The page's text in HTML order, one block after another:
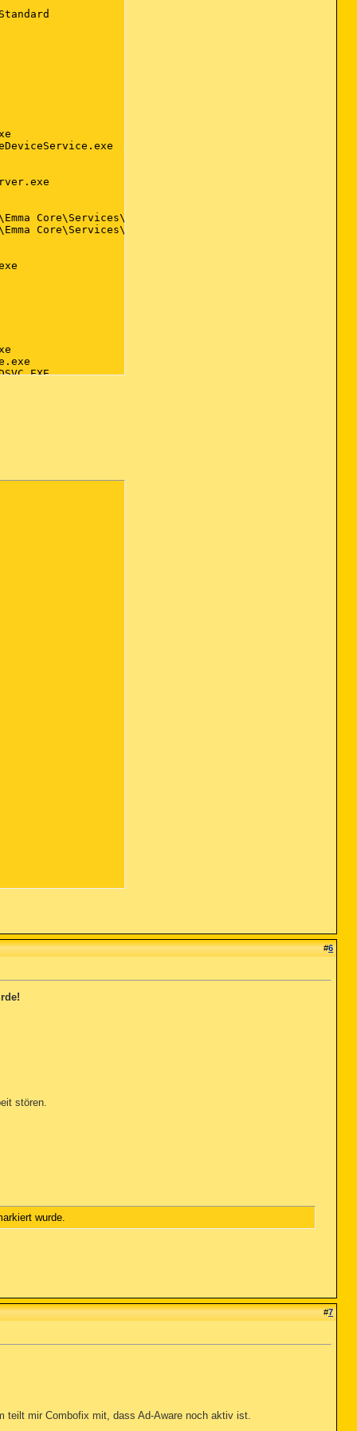
#6
stören.
wurde.
#7
teilt mir Combofix mit, dass Ad-Aware noch aktiv ist.